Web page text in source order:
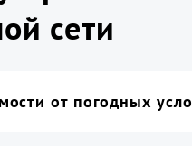
сети
от погодных